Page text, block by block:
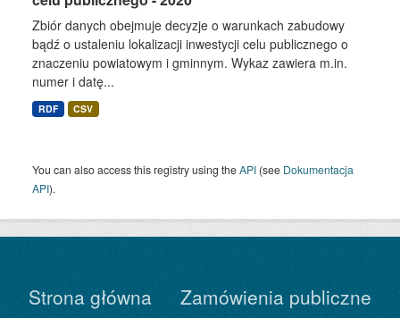
Zbiór danych obejmuje decyzje o warunkach zabudowy
bądź o ustaleniu lokalizacji inwestycji celu publicznego o
znaczeniu powiatowym i gminnym. Wykaz zawiera m.in.
numer i datę...
RDF CSV
You can also access this registry using theAPI (see Dokumentacja
API).
Strona główna Zamówienia publiczne